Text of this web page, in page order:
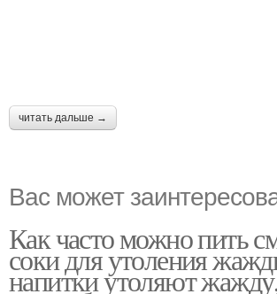
читать дальше →
Вас может
Как часто можно пить
соки для утоления
напитки утоляют